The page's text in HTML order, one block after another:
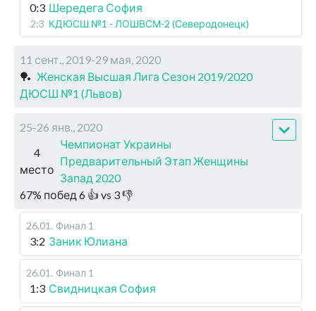
0:3 Шередега София
2:3 КДЮСШ №1 - ЛОШВСМ-2 (Северодонецк)
11 сент., 2019-29 мая, 2020
🏓 Женская Высшая Лига Сезон 2019/2020
ДЮСШ №1 (Львов)
25-26 янв., 2020
4
место
Чемпионат Украины
Предварительный Этап Женщины
Запад 2020
67% побед 6 👍 vs 3👎
26.01 . Финал 1
3:2 Заник Юлиана
26.01 . Финал 1
1:3 Свидницкая София